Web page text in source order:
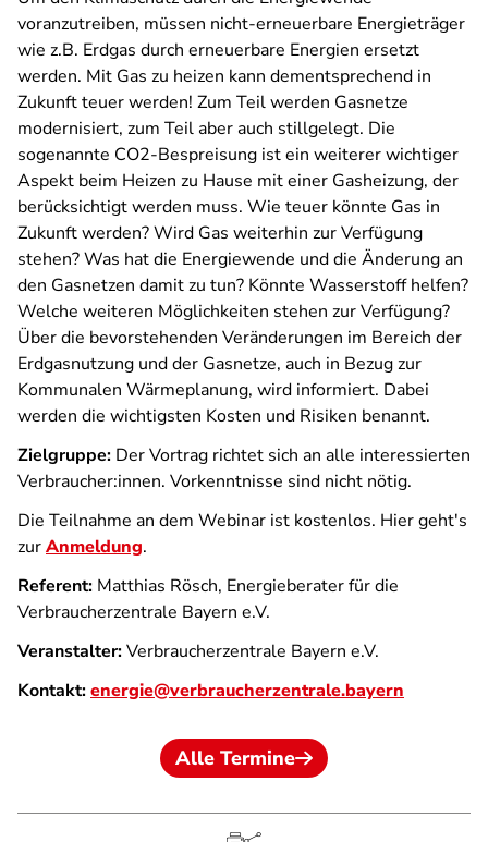
voranzutreiben, müssen nicht-erneuerbare Energieträger
wie z.B. Erdgas durch erneuerbare Energien ersetzt
werden. Mit Gas zu heizen kann dementsprechend in
Zukunft teuer werden! Zum Teil werden Gasnetze
modernisiert, zum Teil aber auch stillgelegt. Die
sogenannte CO2-Bespreisung ist ein weiterer wichtiger
Aspekt beim Heizen zu Hause mit einer Gasheizung, der
berücksichtigt werden muss. Wie teuer könnte Gas in
Zukunft werden? Wird Gas weiterhin zur Verfügung
stehen? Was hat die Energiewende und die Änderung an
den Gasnetzen damit zu tun? Könnte Wasserstoff helfen?
Welche weiteren Möglichkeiten stehen zur Verfügung?
Über die bevorstehenden Veränderungen im Bereich der
Erdgasnutzung und der Gasnetze, auch in Bezug zur
Kommunalen Wärmeplanung, wird informiert. Dabei
werden die wichtigsten Kosten und Risiken benannt.
Zielgruppe: Der Vortrag richtet sich an alle interessierten
Verbraucher:innen. Vorkenntnisse sind nicht nötig.
Die Teilnahme an dem Webinar ist kostenlos. Hier geht's
zurAnmeldung.
Referent: Matthias Rösch, Energieberater für die
Verbraucherzentrale Bayern e.V.
Veranstalter:Verbraucherzentrale Bayern e.V.
Kontakt:energie@verbraucherzentrale.bayern
Alle Termine